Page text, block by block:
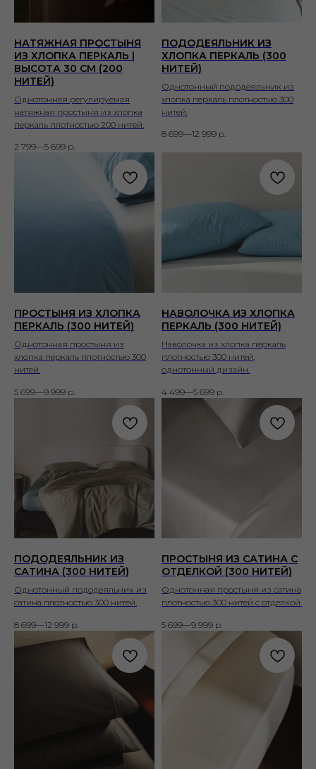
НАТЯЖНАЯ ПРОСТЫНЯ
ИЗ ХЛОПКА ПЕРКАЛЬ |
ВЫСОТА 30 СМ (200
НИТЕЙ)
Однотонная регулируемая
натяжная простыня из хлопка
перкаль плотностью 200 нитей.
2 799—5 699 р.
ПОДОДЕЯЛЬНИК ИЗ
ХЛОПКА ПЕРКАЛЬ (300
НИТЕЙ)
Однотонный пододеяльник из
хлопка перкаль плотностью 300
нитей.
8 699—12 999 р.
ПРОСТЫНЯ ИЗ ХЛОПКА
ПЕРКАЛЬ (300 НИТЕЙ)
Однотонная простыня из
хлопка перкаль плотностью 300
нитей.
5 699—9 999 р.
НАВОЛОЧКА ИЗ ХЛОПКА
ПЕРКАЛЬ (300 НИТЕЙ)
Наволочка из хлопка перкаль
плотностью 300 нитей,
однотонный дизайн.
4 499—5 699 р.
ПОДОДЕЯЛЬНИК ИЗ
САТИНА (300 НИТЕЙ)
Однотонный пододеяльник из
сатина плотностью 300 нитей.
8 699—12 999 р.
ПРОСТЫНЯ ИЗ САТИНА С
ОТДЕЛКОЙ (300 НИТЕЙ)
Однотонная простыня из сатина
плотностью 300 нитей с отделкой.
5 699—9 999 р.